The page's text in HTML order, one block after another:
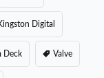
Digital
Deck Valve